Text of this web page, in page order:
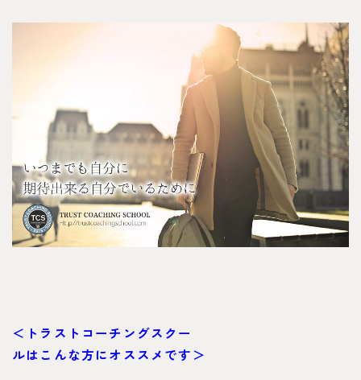
＜トラストコーチングスクー
ルはこんな方にオススメです＞